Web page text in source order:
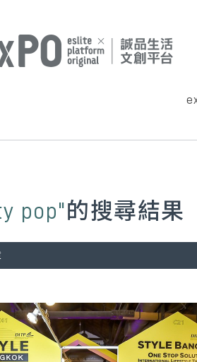
pop"的搜尋結果